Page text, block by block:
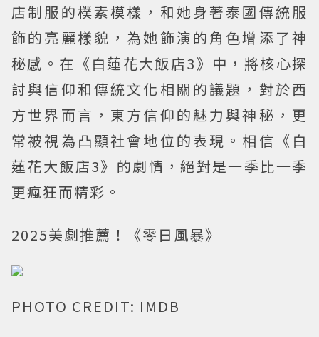
店制服的樸素模樣，和她身著泰國傳統服
飾的亮麗樣貌，為她飾演的角色增添了神
秘感。在《白蓮花大飯店3》中，將核心探
討與信仰和傳統文化相關的議題，對於西
方世界而言，東方信仰的魅力與神秘，更
常被視為凸顯社會地位的表現。相信《白
蓮花大飯店3》的劇情，絕對是一季比一季
更瘋狂而精彩。
2025美劇推薦！《零日風暴》
PHOTO CREDIT: IMDB